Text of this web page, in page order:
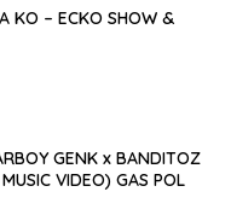
KO – ECKO SHOW &
GENK x BANDITOZ
VIDEO) GAS POL